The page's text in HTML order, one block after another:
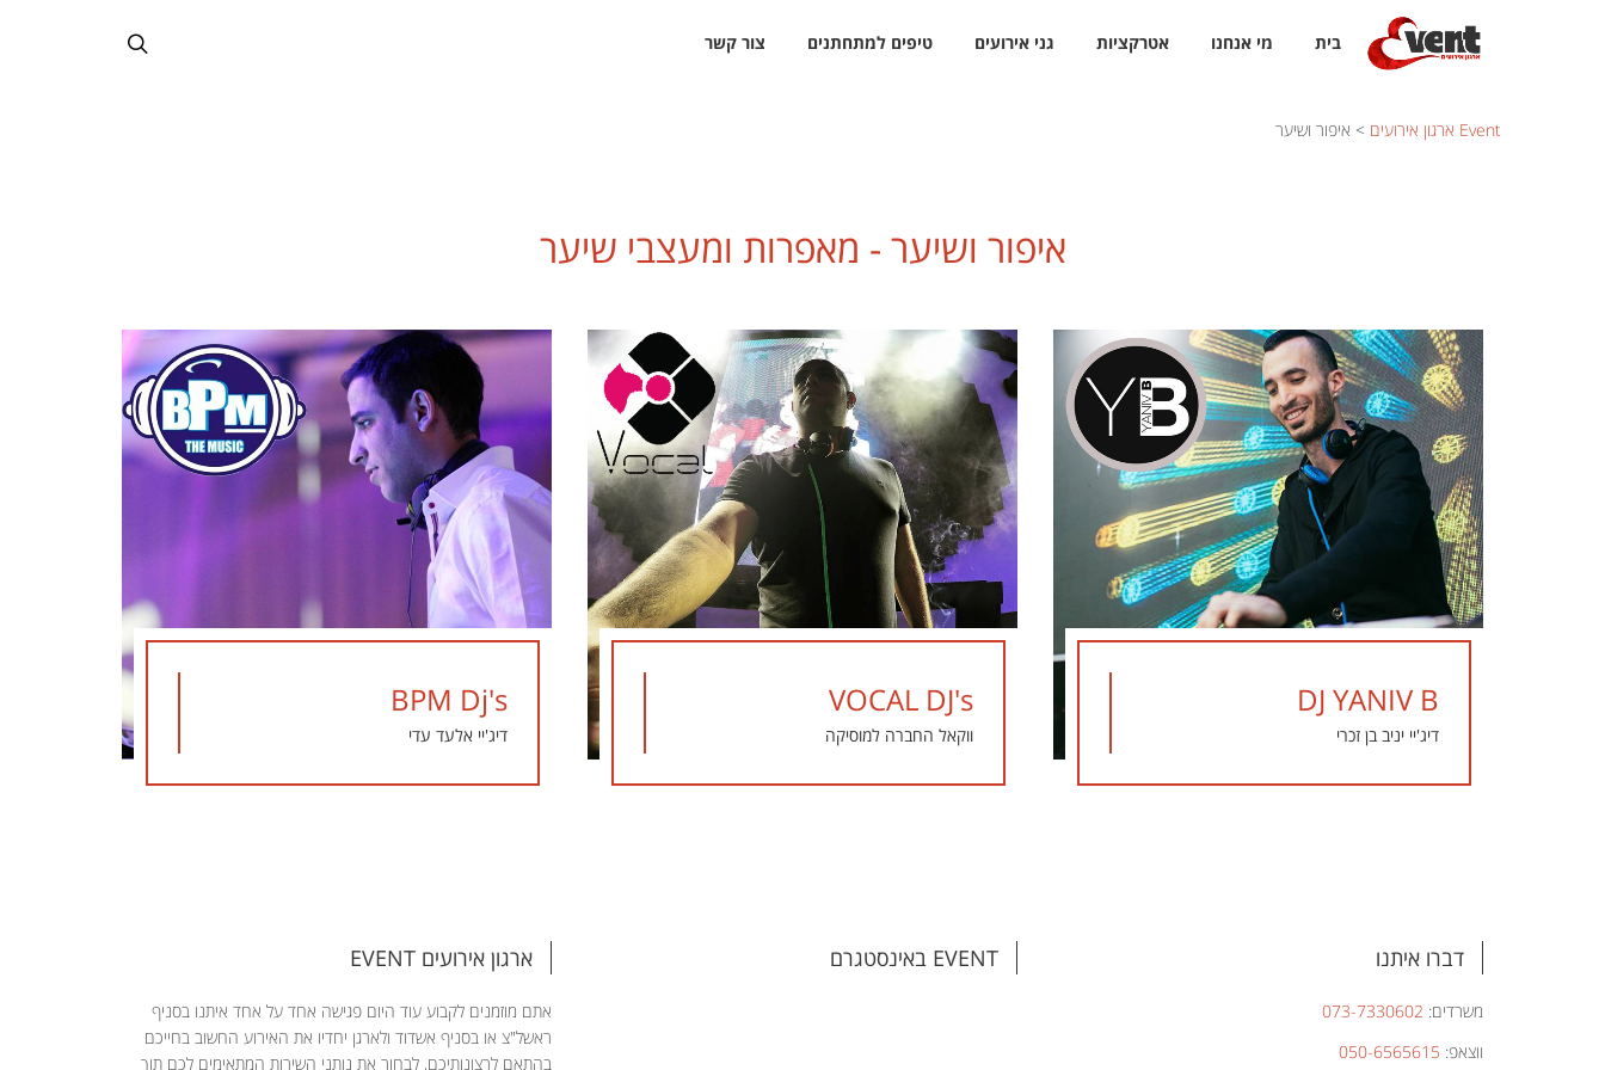
בית מי אנחנו אטרקציות גני אירועים טיפים למתחתנים צור קשר
Event ארגון אירועים > איפור ושיער
איפור ושיער - מאפרות ומעצבי שיער
DJ YANIV B
דיג'יי יניב בן זכרי
VOCAL DJ's
ווקאל החברה למוסיקה
BPM Dj's
דיג'יי אלעד עדי
דברו איתנו
משרדים: 073-7330602
ווצאפ: 050-6565615
EVENT באינסטגרם ארגון אירועים EVENT
אתם מוזמנים לקבוע עוד היום פגישה אחד על אחד איתנו בסניף
ראשל"צ או בסניף אשדוד ולארגן יחדיו את האירוע החשוב בחייכם
בהתאם לרצונותיכם, לבחור את נותני השירות המתאימים לכם תוך